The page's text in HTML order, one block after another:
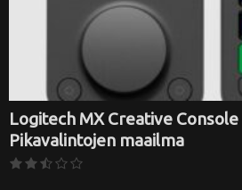
Logitech MX Creative
Pikavalintojen maailma